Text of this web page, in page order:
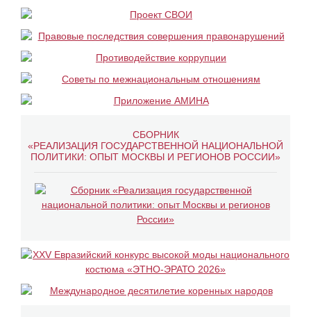
СБОРНИК
«РЕАЛИЗАЦИЯ ГОСУДАРСТВЕННОЙ НАЦИОНАЛЬНОЙ
ПОЛИТИКИ: ОПЫТ МОСКВЫ И РЕГИОНОВ РОССИИ»